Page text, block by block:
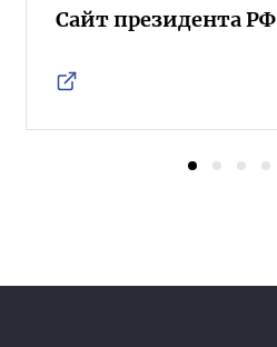
Сайт президента РФ